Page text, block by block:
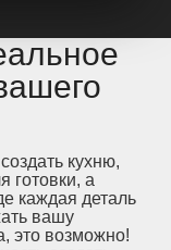
кухню,
готовки, а
каждая деталь
вашу
это возможно!